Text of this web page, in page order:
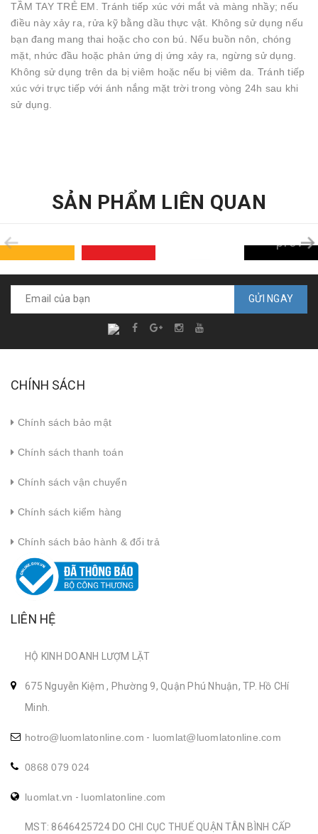
TẦM TAY TRẺ EM. Tránh tiếp xúc với mắt và màng nhầy; nếu
điều này xảy ra, rửa kỹ bằng dầu thực vật. Không sử dụng nếu
bạn đang mang thai hoặc cho con bú. Nếu buồn nôn, chóng
mặt, nhức đầu hoặc phản ứng dị ứng xảy ra, ngừng sử dụng.
Không sử dụng trên da bị viêm hoặc nếu bị viêm da. Tránh tiếp
xúc với trực tiếp với ánh nắng mặt trời trong vòng 24h sau khi
sử dụng.
SẢN PHẨM LIÊN QUAN
prev
GỬI NGAY
CHÍNH SÁCH
Chính sách bảo mật
Chính sách thanh toán
Chính sách vận chuyển
Chính sách kiểm hàng
Chính sách bảo hành & đổi trả
LIÊN HỆ
HỘ KINH DOANH LƯỢM LẶT
675 Nguyễn Kiệm , Phường 9, Quận Phú Nhuận, TP. Hồ CHí
Minh.
hotro@luomlatonline.com - luomlat@luomlatonline.com
0868 079 024
luomlat.vn - luomlatonline.com
MST: 8646425724 DO CHI CỤC THUẾ QUẬN TÂN BÌNH CẤP